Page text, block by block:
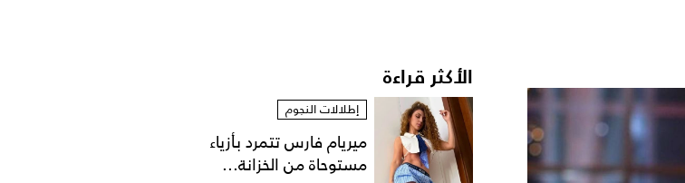
الأكثر قراءة
إطلالات النجوم
ميريام فارس تتمرد بأزياء
مستوحاة من الخزانة...